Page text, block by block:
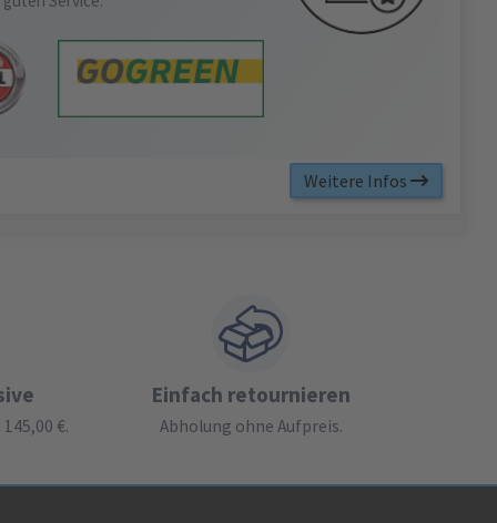
Weitere Infos
€.
Einfach retournieren
Abholung ohne Aufpreis.